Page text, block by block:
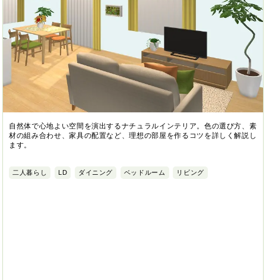
自然体で心地よい空間を演出するナチュラルインテリア。色の選び方、素
材の組み合わせ、家具の配置など、理想の部屋を作るコツを詳しく解説し
ます。
二人暮らし LD ダイニング ベッドルーム リビング